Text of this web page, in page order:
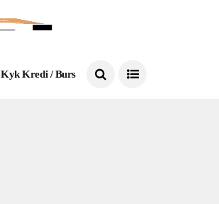
Kyk Kredi / Burs